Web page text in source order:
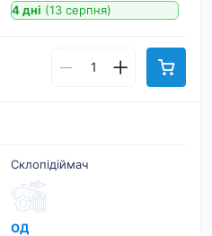
4 дні (13 серпня)
Склопідіймач
ОД